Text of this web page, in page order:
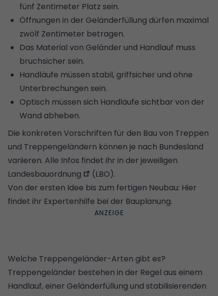
fünf Zentimeter Platz sein.
Öffnungen in der Geländerfüllung dürfen maximal
zwölf Zentimeter betragen.
Das Material von Geländer und Handlauf muss
bruchsicher sein.
Handläufe müssen stabil, griffsicher und ohne
Unterbrechungen sein.
Optisch müssen sich Handläufe sichtbar von der
Wand abheben.
Die konkreten Vorschriften für den Bau von Treppen
und Treppengeländern können je nach Bundesland
variieren. Alle Infos findet ihr in der jeweiligen
Landesbauordnung
(LBO).
Von der ersten Idee bis zum fertigen Neubau: Hier
findet ihr Expertenhilfe bei der Bauplanung.
Welche Treppengeländer-Arten gibt es?
Treppengeländer bestehen in der Regel aus einem
Handlauf, einer Geländerfüllung und stabilisierenden